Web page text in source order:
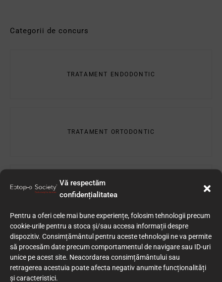
Vă respectăm
confidențialitatea
Pentru a oferi cele mai bune experiențe, folosim tehnologii precum
cookie-urile pentru a stoca și/sau accesa informații despre
dispozitiv. Consimțământul pentru aceste tehnologii ne va permite
să procesăm date precum comportamentul de navigare sau ID-uri
unice pe acest site. Neacordarea consimțământului sau
retragerea acestuia poate afecta negativ anumite funcționalități
și caracteristici.
Categorii de concurs
TRATAMENT ENDODONTIC
TRATAMENT ORTODONTIC
TRATAMENT PARODONTAL
RESTAURARE CORONARĂ